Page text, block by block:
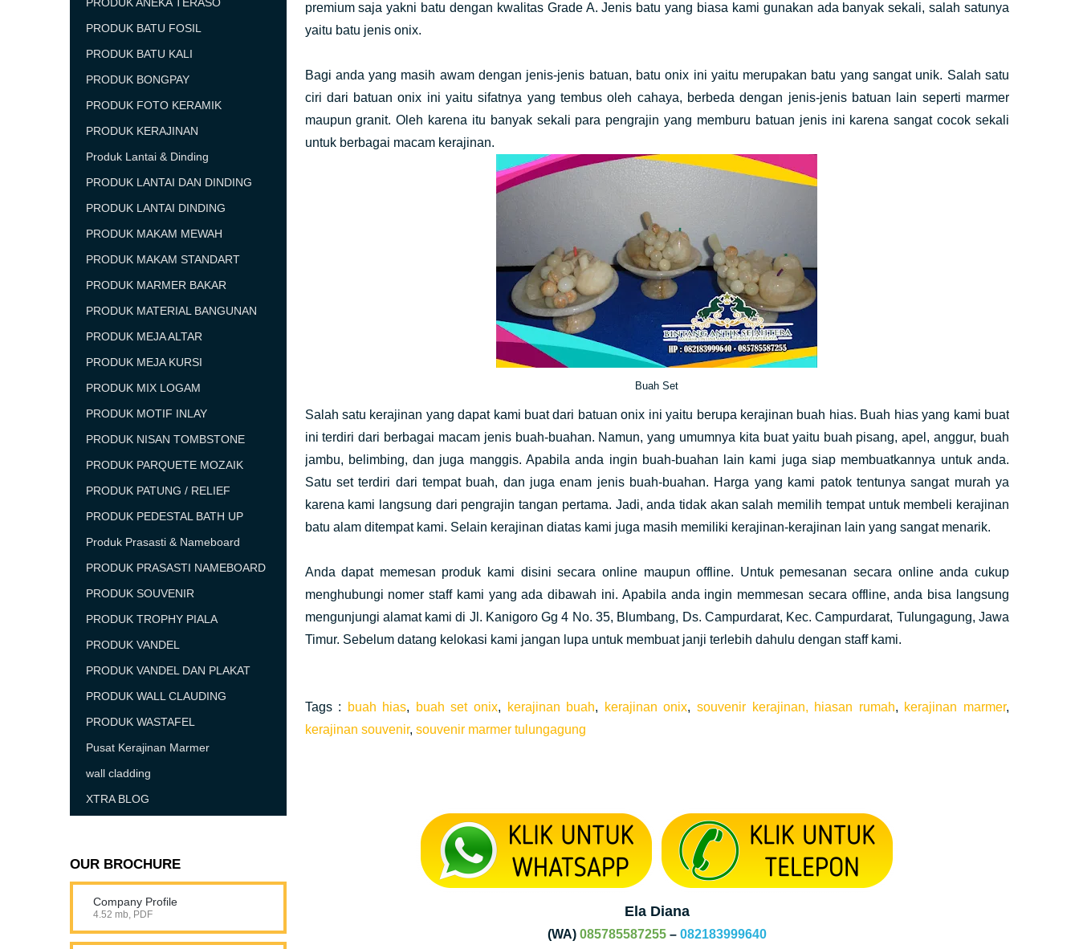
premium saja yakni batu dengan kwalitas Grade A. Jenis batu yang biasa kami gunakan ada banyak sekali, salah satunya
yaitu batu jenis onix.
Bagi anda yang masih awam dengan jenis-jenis batuan, batu onix ini yaitu merupakan batu yang sangat unik. Salah satu
ciri dari batuan onix ini yaitu sifatnya yang tembus oleh cahaya, berbeda dengan jenis-jenis batuan lain seperti marmer
maupun granit. Oleh karena itu banyak sekali para pengrajin yang memburu batuan jenis ini karena sangat cocok sekali
untuk berbagai macam kerajinan.
Buah Set
Salah satu kerajinan yang dapat kami buat dari batuan onix ini yaitu berupa kerajinan buah hias. Buah hias yang kami buat
ini terdiri dari berbagai macam jenis buah-buahan. Namun, yang umumnya kita buat yaitu buah pisang, apel, anggur, buah
jambu, belimbing, dan juga manggis. Apabila anda ingin buah-buahan lain kami juga siap membuatkannya untuk anda.
Satu set terdiri dari tempat buah, dan juga enam jenis buah-buahan. Harga yang kami patok tentunya sangat murah ya
karena kami langsung dari pengrajin tangan pertama. Jadi, anda tidak akan salah memilih tempat untuk membeli kerajinan
batu alam ditempat kami. Selain kerajinan diatas kami juga masih memiliki kerajinan-kerajinan lain yang sangat menarik.
Anda dapat memesan produk kami disini secara online maupun offline. Untuk pemesanan secara online anda cukup
menghubungi nomer staff kami yang ada dibawah ini. Apabila anda ingin memmesan secara offline, anda bisa langsung
mengunjungi alamat kami di Jl. Kanigoro Gg 4 No. 35, Blumbang, Ds. Campurdarat, Kec. Campurdarat, Tulungagung, Jawa
Timur. Sebelum datang kelokasi kami jangan lupa untuk membuat janji terlebih dahulu dengan staff kami.
Tags : buah hias, buah set onix, kerajinan buah, kerajinan onix,souvenir kerajinan, hiasan rumah, kerajinan marmer,
kerajinan souvenir, souvenir marmer tulungagung
Ela Diana
(WA) 085785587255– 082183999640
PRODUK BATU FOSIL
PRODUK BATU KALI
PRODUK BONGPAY
PRODUK FOTO KERAMIK
PRODUK KERAJINAN
Produk Lantai & Dinding
PRODUK LANTAI DAN DINDING
PRODUK LANTAI DINDING
PRODUK MAKAM MEWAH
PRODUK MAKAM STANDART
PRODUK MARMER BAKAR
PRODUK MATERIAL BANGUNAN
PRODUK MEJA ALTAR
PRODUK MEJA KURSI
PRODUK MIX LOGAM
PRODUK MOTIF INLAY
PRODUK NISAN TOMBSTONE
PRODUK PARQUETE MOZAIK
PRODUK PATUNG / RELIEF
PRODUK PEDESTAL BATH UP
Produk Prasasti & Nameboard
PRODUK PRASASTI NAMEBOARD
PRODUK SOUVENIR
PRODUK TROPHY PIALA
PRODUK VANDEL
PRODUK VANDEL DAN PLAKAT
PRODUK WALL CLAUDING
PRODUK WASTAFEL
Pusat Kerajinan Marmer
wall cladding
XTRA BLOG
OUR BROCHURE
Company Profile
4.52 mb, PDF